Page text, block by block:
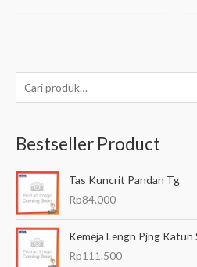
e
c
a
Bestseller Product
Tas Kuncrit Pandan Tg
Rp84.000
Kemeja Lengn Pjng Katun
Rp111.500